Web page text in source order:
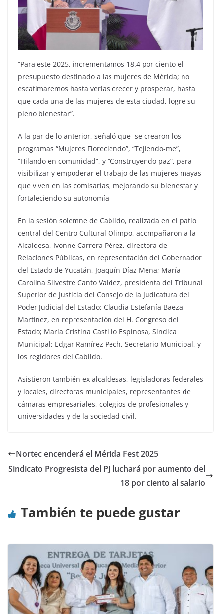
“Para este 2025, incrementamos 18.4 por ciento el
presupuesto destinado a las mujeres de Mérida; no
escatimaremos hasta verlas crecer y prosperar, hasta
que cada una de las mujeres de esta ciudad, logre su
pleno bienestar”.
A la par de lo anterior, señaló que se crearon los
programas “Mujeres Floreciendo”, “Tejiendo-me”,
“Hilando en comunidad”, y “Construyendo paz”, para
visibilizar y empoderar el trabajo de las mujeres mayas
que viven en las comisarías, mejorando su bienestar y
fortaleciendo su autonomía.
En la sesión solemne de Cabildo, realizada en el patio
central del Centro Cultural Olimpo, acompañaron a la
Alcaldesa, Ivonne Carrera Pérez, directora de
Relaciones Públicas, en representación del Gobernador
del Estado de Yucatán, Joaquín Díaz Mena; María
Carolina Silvestre Canto Valdez, presidenta del Tribunal
Superior de Justicia del Consejo de la Judicatura del
Poder Judicial del Estado; Claudia Estefanía Baeza
Martínez, en representación del H. Congreso del
Estado; María Cristina Castillo Espinosa, Síndica
Municipal; Edgar Ramírez Pech, Secretario Municipal, y
los regidores del Cabildo.
Asistieron también ex alcaldesas, legisladoras federales
y locales, directoras municipales, representantes de
cámaras empresariales, colegios de profesionales y
universidades y de la sociedad civil.
Nortec encenderá el Mérida Fest 2025
Sindicato Progresista del PJ luchará por aumento del
18 por ciento al salario
También te puede gustar